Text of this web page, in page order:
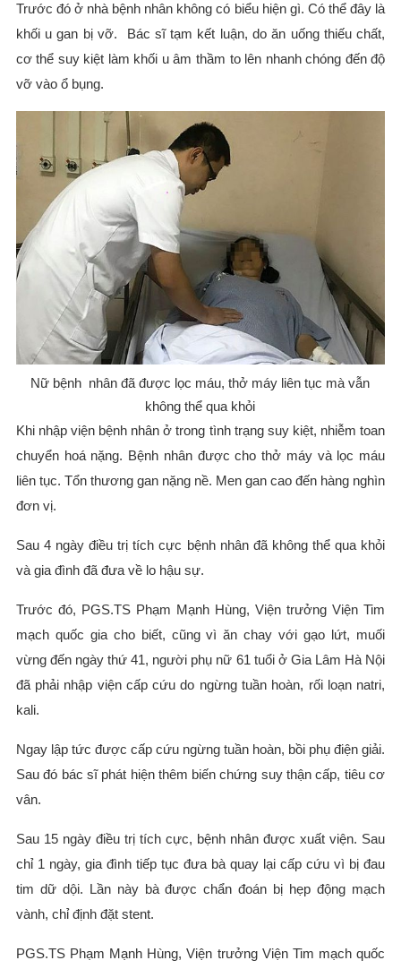
Trước đó ở nhà bệnh nhân không có biểu hiện gì. Có thể đây là
khối u gan bị vỡ. Bác sĩ tạm kết luận, do ăn uống thiếu chất,
cơ thể suy kiệt làm khối u âm thầm to lên nhanh chóng đến độ
vỡ vào ổ bụng.
Nữ bệnh nhân đã được lọc máu, thở máy liên tục mà vẫn
không thể qua khỏi
Khi nhập viện bệnh nhân ở trong tình trạng suy kiệt, nhiễm toan
chuyển hoá nặng. Bệnh nhân được cho thở máy và lọc máu
liên tục. Tổn thương gan nặng nề. Men gan cao đến hàng nghìn
đơn vị.
Sau 4 ngày điều trị tích cực bệnh nhân đã không thể qua khỏi
và gia đình đã đưa về lo hậu sự.
Trước đó, PGS.TS Phạm Mạnh Hùng, Viện trưởng Viện Tim
mạch quốc gia cho biết, cũng vì ăn chay với gạo lứt, muối
vừng đến ngày thứ 41, người phụ nữ 61 tuổi ở Gia Lâm Hà Nội
đã phải nhập viện cấp cứu do ngừng tuần hoàn, rối loạn natri,
kali.
Ngay lập tức được cấp cứu ngừng tuần hoàn, bồi phụ điện giải.
Sau đó bác sĩ phát hiện thêm biến chứng suy thận cấp, tiêu cơ
vân.
Sau 15 ngày điều trị tích cực, bệnh nhân được xuất viện. Sau
chỉ 1 ngày, gia đình tiếp tục đưa bà quay lại cấp cứu vì bị đau
tim dữ dội. Lần này bà được chẩn đoán bị hẹp động mạch
vành, chỉ định đặt stent.
PGS.TS Phạm Mạnh Hùng, Viện trưởng Viện Tim mạch quốc